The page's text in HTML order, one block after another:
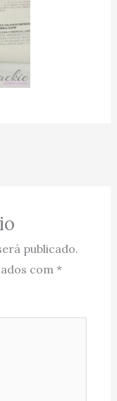
publicado.
com *